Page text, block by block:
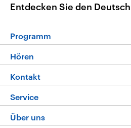
Entdecken Sie den
Programm
Programm
Die Nachrichten
Nachrichtenleicht
Neue Beiträge auf dlf.de
Hören
Livestream
Podcasts
Deutschlandfunk App
Kontakt
Hörerservice
Service
FAQ
Über uns